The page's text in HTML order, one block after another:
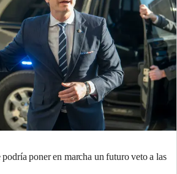
poner en marcha un futuro veto a las